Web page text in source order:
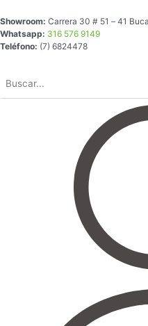
al
contenido
Showroom: Carrera 30 # 51 – 41
Whatsapp: 316 576 9149
Teléfono: (7) 6824478